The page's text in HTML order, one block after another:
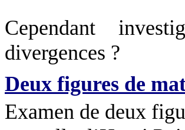
Cependant
divergences ?
Deux figures de
Examen de deux